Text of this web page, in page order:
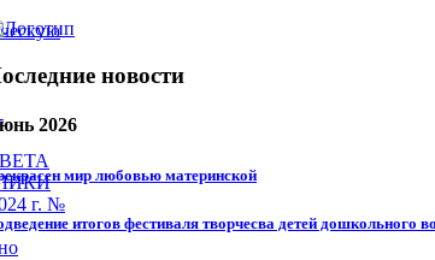
г. №
новости
2026
мир любовью материнской
итогов фестиваля творчесва детей дошкольного